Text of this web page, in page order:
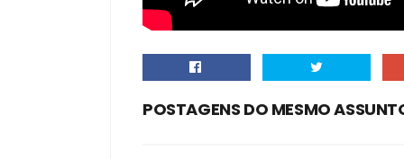
POSTAGENS DO MESMO